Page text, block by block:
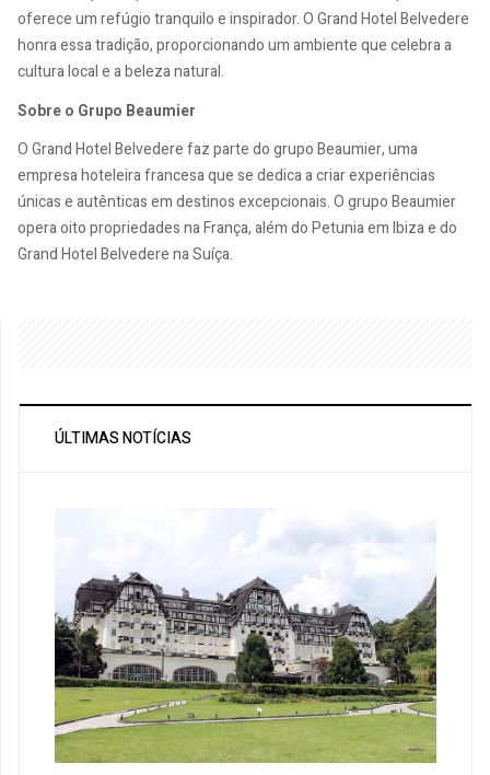
oferece um refúgio tranquilo e inspirador. O Grand Hotel Belvedere
honra essa tradição, proporcionando um ambiente que celebra a
cultura local e a beleza natural.
Sobre o Grupo Beaumier
O Grand Hotel Belvedere faz parte do grupo Beaumier, uma
empresa hoteleira francesa que se dedica a criar experiências
únicas e autênticas em destinos excepcionais. O grupo Beaumier
opera oito propriedades na França, além do Petunia em Ibiza e do
Grand Hotel Belvedere na Suíça.
ÚLTIMAS NOTÍCIAS